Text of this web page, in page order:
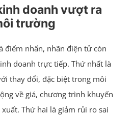
doanh vượt ra
trường
điểm nhấn, nhãn điện tử còn
doanh trực tiếp. Thứ nhất là
thay đổi, đặc biệt trong môi
về giá, chương trình khuyến
Thứ hai là giảm rủi ro sai